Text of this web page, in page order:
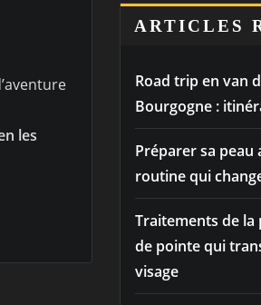
les
ARTICLES
Road trip en van
Bourgogne :
Préparer sa peau
routine qui
Traitements de la
de pointe qui
visage